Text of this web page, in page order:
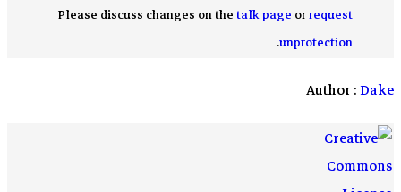
Please discuss changes on thetalk page orrequest
unprotection
.
Author :Dake